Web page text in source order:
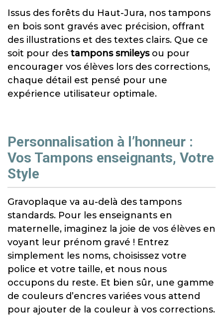
Issus des forêts du Haut-Jura, nos tampons
en bois sont gravés avec précision, offrant
des illustrations et des textes clairs. Que ce
soit pour des tampons smileysou pour
encourager vos élèves lors des corrections,
chaque détail est pensé pour une
expérience utilisateur optimale.
Personnalisation à l’honneur :
Vos Tampons enseignants, Votre
Style
Gravoplaque va au-delà des tampons
standards. Pour les enseignants en
maternelle, imaginez la joie de vos élèves en
voyant leur prénom gravé ! Entrez
simplement les noms, choisissez votre
police et votre taille, et nous nous
occupons du reste. Et bien sûr, une gamme
de couleurs d’encres variées vous attend
pour ajouter de la couleur à vos corrections.